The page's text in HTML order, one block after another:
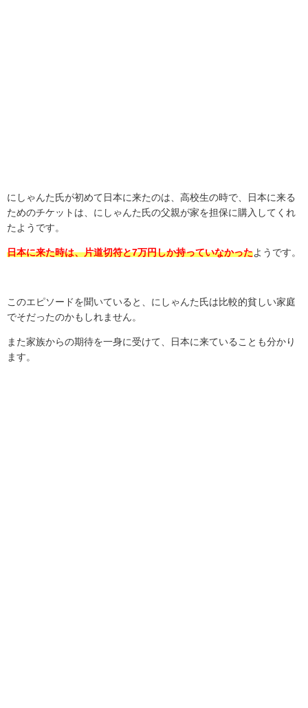
にしゃんた氏が初めて日本に来たのは、高校生の時で、日本に来る
ためのチケットは、にしゃんた氏の父親が家を担保に購入してくれ
たようです。
日本に来た時は、片道切符と7万円しか持っていなかったようです。
このエピソードを聞いていると、にしゃんた氏は比較的貧しい家庭
でそだったのかもしれません。
また家族からの期待を一身に受けて、日本に来ていることも分かり
ます。